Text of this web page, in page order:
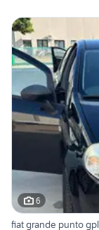
6
fiat grande punto gpl